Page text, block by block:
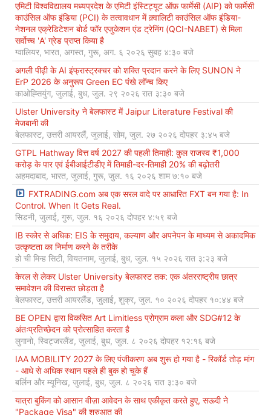
एमिटी विश्वविद्यालय मध्यप्रदेश के एमिटी इंस्टिट्यूट ऑफ़ फार्मेसी (AIP) को फार्मेसी
काउंसिल ऑफ इंडिया (PCI) के तत्वावधान में क़्वालिटी काउंसिल ऑफ इंडिया-
नेशनल एक्रेडिटेशन बोर्ड फॉर एजुकेशन एंड ट्रेनिंग (QCI-NABET) से मिला
सर्वोच्च 'A' ग्रेड प्राप्त किया है
ग्वालियर, भारत, अगस्त, गुरू, अग. ६ २०२६ सुबह ४:३० बजे
अगली पीढ़ी के AI इंफ्रास्ट्रक्चर को शक्ति प्रदान करने के लिए SUNON ने
ErP 2026 के अनुरूप Green EC पंखे लॉन्च किए
काओह्सियुंग, जुलाई, बुध, जुल. २९ २०२६ रात ३:३० बजे
Ulster University ने बेलफास्ट में Jaipur Literature Festival की
मेजबानी की
बेलफास्ट, उत्तरी आयरलैं, जुलाई, सोम, जुल. २७ २०२६ दोपहर ३:४५ बजे
GTPL Hathway वित्त वर्ष 2027 की पहली तिमाही: कुल राजस्व ₹1,000
करोड़ के पार एवं ईबीआईटीडीए में तिमाही-दर-तिमाही 20% की बढ़ोतरी
अहमदाबाद, भारत, जुलाई, गुरू, जुल. १६ २०२६ शाम ७:१० बजे
FXTRADING.com अब एक सरल वादे पर आधारित FXT बन गया है: In
Control. When It Gets Real.
सिडनी, जुलाई, गुरू, जुल. १६ २०२६ दोपहर ४:५९ बजे
IB स्कोर से अधिक: EIS के समुदाय, कल्याण और अपनेपन के माध्यम से अकादमिक
उत्कृष्टता का निर्माण करने के तरीके
हो ची मिन्ह सिटी, वियतनाम, जुलाई, बुध, जुल. १५ २०२६ रात ३:२३ बजे
केरल से लेकर Ulster University बेलफास्ट तक: एक अंतरराष्ट्रीय छात्र
समावेशन की विरासत छोड़ता है
बेलफास्ट, उत्तरी आयरलैंड, जुलाई, शुक्र, जुल. १० २०२६ दोपहर १०:४४ बजे
BE OPEN द्वारा विकसित Art Limitless प्रोग्राम कला और SDG#12 के
अंतःप्रतिच्छेदन को प्रोत्साहित करता है
लुगानो, स्विट्जरलैंड, जुलाई, बुध, जुल. ८ २०२६ दोपहर १२:१६ बजे
IAA MOBILITY 2027 के लिए पंजीकरण अब शुरू हो गया है - रिकॉर्ड तोड़ मांग
- आधे से अधिक स्थान पहले ही बुक हो चुके हैं
बर्लिन और म्यूनिख, जुलाई, बुध, जुल. ८ २०२६ रात ३:३० बजे
यात्रा बुकिंग को आसान वीज़ा आवेदन के साथ एकीकृत करते हुए, सऊदी ने
"Package Visa" की शुरुआत की